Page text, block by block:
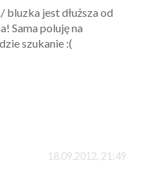
jest dłuższa od
Sama poluję na
szukanie :(
18.09.2012, 21:49